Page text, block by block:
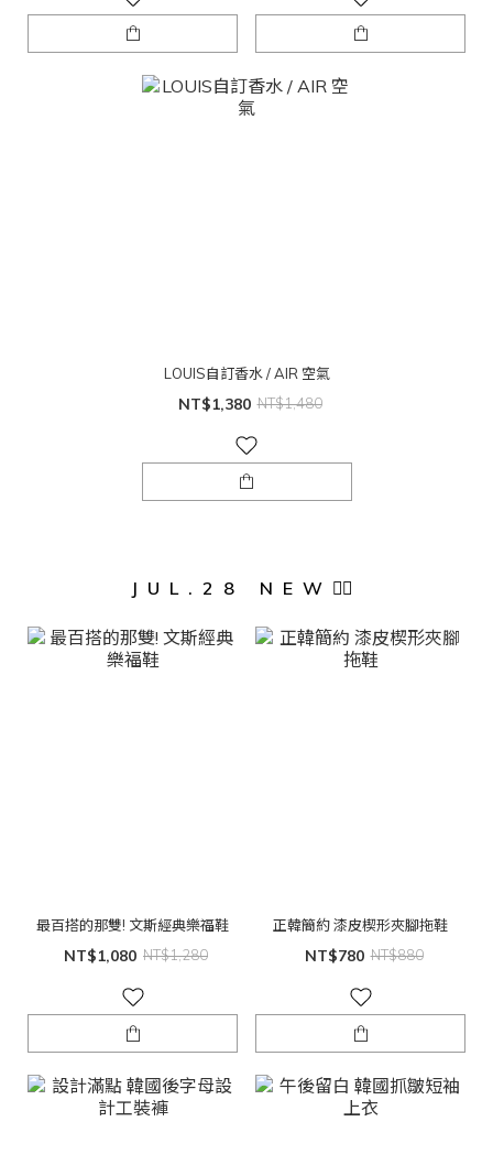
LOUIS自訂香水 / AIR 空氣
NT$1,380 NT$1,480
JUL.28 NEW❤️‍🔥
最百搭的那雙! 文斯經典樂福鞋
NT$1,080 NT$1,280
正韓簡約 漆皮楔形夾腳拖鞋
NT$780 NT$880